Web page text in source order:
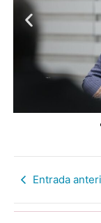
Entrada